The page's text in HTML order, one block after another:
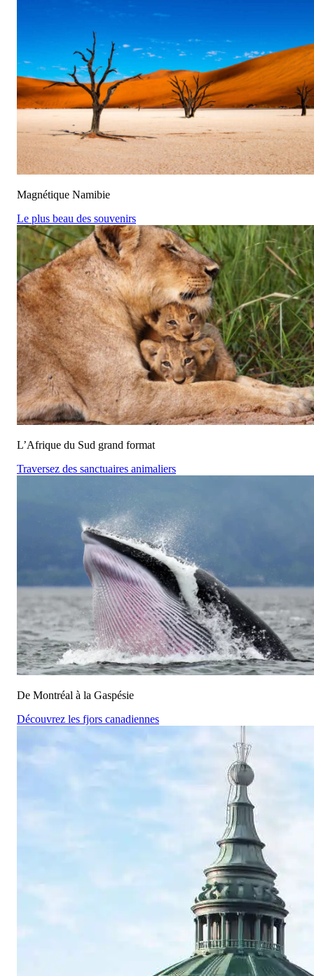
Magnétique Namibie
Le plus beau des souvenirs
L’Afrique du Sud grand format
Traversez des sanctuaires animaliers
De Montréal à la Gaspésie
Découvrez les fjors canadiennes